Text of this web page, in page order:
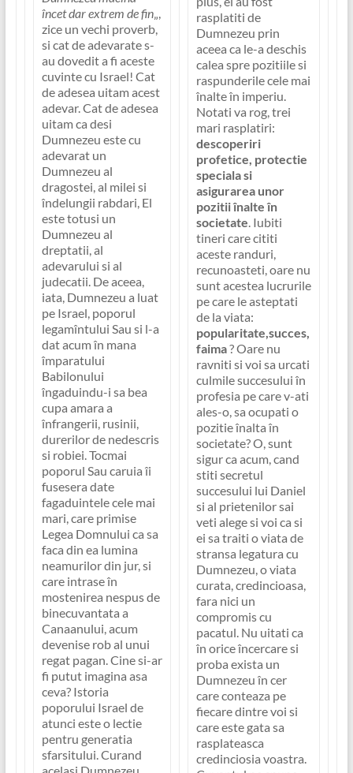
încet dar extrem de fin„,
zice un vechi proverb,
si cat de adevarate s-
au dovedit a fi aceste
cuvinte cu Israel! Cat
de adesea uitam acest
adevar. Cat de adesea
uitam ca desi
Dumnezeu este cu
adevarat un
Dumnezeu al
dragostei, al milei si
îndelungii rabdari, El
este totusi un
Dumnezeu al
dreptatii, al
adevarului si al
judecatii. De aceea,
iata, Dumnezeu a luat
pe Israel, poporul
legamîntului Sau si l-a
dat acum în mana
împaratului
Babilonului
îngaduindu-i sa bea
cupa amara a
înfrangerii, rusinii,
durerilor de nedescris
si robiei. Tocmai
poporul Sau caruia îi
fusesera date
fagaduintele cele mai
mari, care primise
Legea Domnului ca sa
faca din ea lumina
neamurilor din jur, si
care intrase în
mostenirea nespus de
binecuvantata a
Canaanului, acum
devenise rob al unui
regat pagan. Cine si-ar
fi putut imagina asa
ceva? Istoria
poporului Israel de
atunci este o lectie
pentru generatia
sfarsitului. Curand
rasplatiti de
Dumnezeu prin
aceea ca le-a deschis
calea spre pozitiile si
raspunderile cele mai
înalte în imperiu.
Notati va rog, trei
mari rasplatiri:
descoperiri
profetice, protectie
speciala si
asigurarea unor
pozitii înalte în
societate. Iubiti
tineri care cititi
aceste randuri,
recunoasteti, oare nu
sunt acestea lucrurile
pe care le asteptati
de la viata:
popularitate,succes,
faima? Oare nu
ravniti si voi sa urcati
culmile succesului în
profesia pe care v-ati
ales-o, sa ocupati o
pozitie înalta în
societate? O, sunt
sigur ca acum, cand
stiti secretul
succesului lui Daniel
si al prietenilor sai
veti alege si voi ca si
ei sa traiti o viata de
stransa legatura cu
Dumnezeu, o viata
curata, credincioasa,
fara nici un
compromis cu
pacatul. Nu uitati ca
în orice încercare si
proba exista un
Dumnezeu în cer
care conteaza pe
fiecare dintre voi si
care este gata sa
rasplateasca
credinciosia voastra.